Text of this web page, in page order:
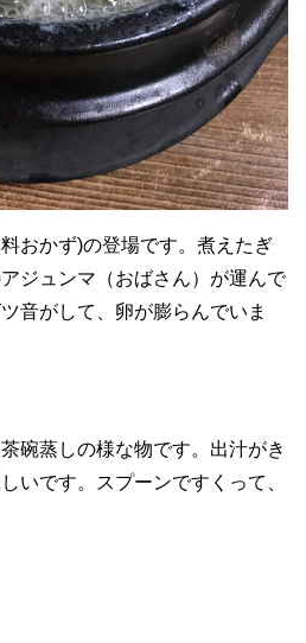
おかず)の登場です。煮えたぎ
ジュンマ（おばさん）が運んで
音がして、卵が膨らんでいま
碗蒸しの様な物です。出汁がき
いです。スプーンですくって、